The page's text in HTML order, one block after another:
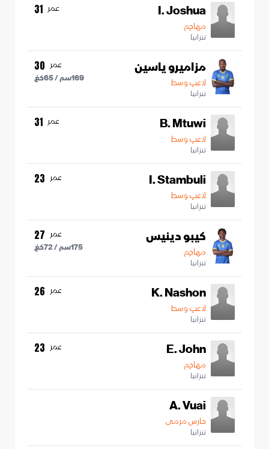
I. Joshua
مهاجم
تنزانيا
عمر 31
مزاميرو ياسين
لاعب وسط
تنزانيا
عمر 30
169سم /65كغ
B. Mtuwi
لاعب وسط
تنزانيا
عمر 31
I. Stambuli
لاعب وسط
تنزانيا
عمر 23
كيبو دينيس
مهاجم
تنزانيا
عمر 27
175سم /72كغ
K. Nashon
لاعب وسط
تنزانيا
عمر 26
E. John
مهاجم
تنزانيا
عمر 23
A. Vuai
حارس مرمى
تنزانيا